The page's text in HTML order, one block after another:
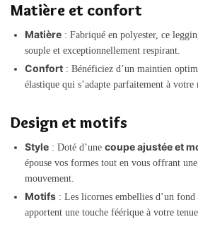
Matière et confort
Matière : Fabriqué en polyester, ce
souple et exceptionnellement respirant.
Confort : Bénéficiez d’un maintien
élastique qui s’adapte parfaitement à
Design et motifs
Style : Doté d’une coupe ajustée et
épouse vos formes tout en vous offrant
mouvement.
Motifs : Les licornes embellies d’un
apportent une touche féérique à votre tenue.